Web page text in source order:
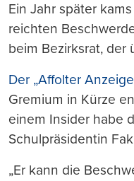
Ein Jahr später
reichten
beim Bezirksrat, der
Der „Affolter
Gremium in Kürze
einem Insider habe
Schulpräsidentin
„Er kann die